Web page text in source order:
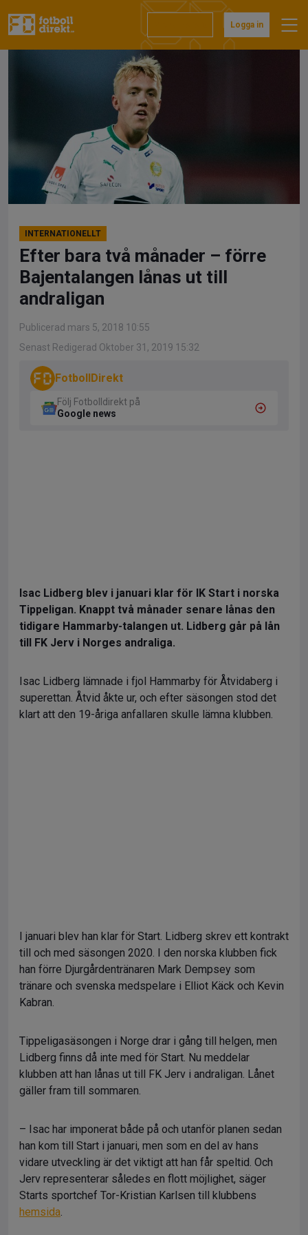
till
Logga in
INTERNATIONELLT
Efter bara två månader – förre
Bajentalangen lånas ut till
andraligan
Publicerad mars 5, 2018 10:55
Senast Redigerad Oktober 31, 2019 15:32
FotbollDirekt
Följ Fotbolldirekt på
Google news
Isac Lidberg blev i januari klar för IK Start i norska
Tippeligan. Knappt två månader senare lånas den
tidigare Hammarby-talangen ut. Lidberg går på lån
till FK Jerv i Norges andraliga.
Isac Lidberg lämnade i fjol Hammarby för Åtvidaberg i
superettan. Åtvid åkte ur, och efter säsongen stod det
klart att den 19-åriga anfallaren skulle lämna klubben.
I januari blev han klar för Start. Lidberg skrev ett kontrakt
till och med säsongen 2020. I den norska klubben fick
han förre Djurgårdentränaren Mark Dempsey som
tränare och svenska medspelare i Elliot Käck och Kevin
Kabran.
Tippeligasäsongen i Norge drar i gång till helgen, men
Lidberg finns då inte med för Start. Nu meddelar
klubben att han lånas ut till FK Jerv i andraligan. Lånet
gäller fram till sommaren.
– Isac har imponerat både på och utanför planen sedan
han kom till Start i januari, men som en del av hans
vidare utveckling är det viktigt att han får speltid. Och
Jerv representerar således en flott möjlighet, säger
Starts sportchef Tor-Kristian Karlsen till klubbens
hemsida.